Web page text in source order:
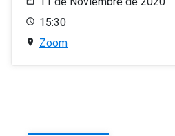
15:30
Zoom